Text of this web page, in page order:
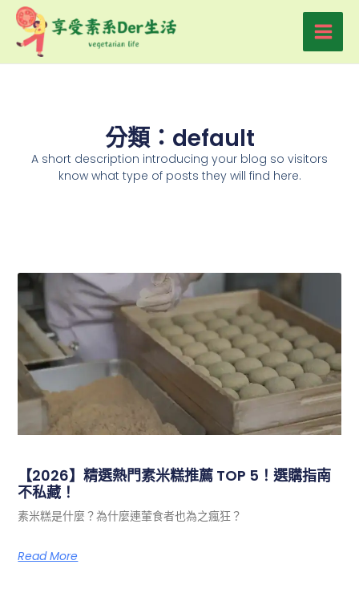
Main
分類：default
A short description introducing your blog so visitors
know what type of posts they will find here.
【2026】精選熱門素米糕推薦 TOP 5！選購指南
不私藏！
素米糕是什麼？為什麼連葷食者也為之瘋狂？
Read More
頁
面
頁
面
頁
面 面 面